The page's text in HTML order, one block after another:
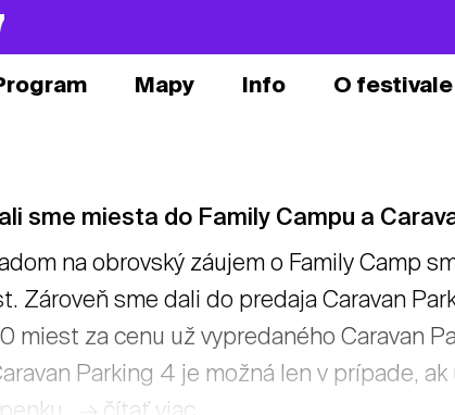
Mapy Info O festivale
sme miesta do Family Campu a
na obrovský záujem o Family Camp
Zároveň sme dali do predaja Caravan
miest za cenu už vypredaného Caravan
Parking 4 je možná len v prípade,